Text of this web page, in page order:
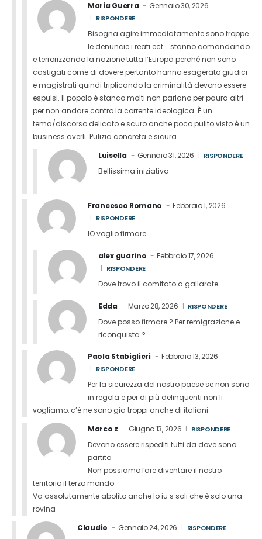
Maria Guerra
Gennaio 30, 2026
RISPONDERE
Bisogna agire immediatamente sono troppe
le denuncie i reati ect … stanno comandando
e terrorizzando la nazione tutta l’Europa perché non sono
castigati come di dovere pertanto hanno esagerato giudici
e magistrati quindi triplicando la criminalità devono essere
espulsi. Il popolo è stanco molti non parlano per paura altri
per non andare contro la corrente ideologica. È un
tema/discorso delicato e scuro anche poco pulito visto è un
business averli. Pulizia concreta e sicura.
Luisella
Gennaio 31, 2026 RISPONDERE
Bellissima iniziativa
Francesco Romano Febbraio 1, 2026
RISPONDERE
IO voglio firmare
alex guarino Febbraio 17, 2026
RISPONDERE
Dove trovo il comitato a gallarate
Edda Marzo 28, 2026 RISPONDERE
Dove posso firmare ? Per remigrazione e
riconquista ?
Paola Stabiglieri Febbraio 13, 2026
RISPONDERE
Per la sicurezza del nostro paese se non sono
in regola e per di più delinquenti non li
vogliamo, c’è ne sono gia troppi anche di italiani.
Marco z
Giugno 13, 2026 RISPONDERE
Devono essere rispediti tutti da dove sono
partito
Non possiamo fare diventare il nostro
territorio il terzo mondo
Va assolutamente abolito anche lo iu s soli che è solo una
rovina
Claudio
Gennaio 24, 2026 RISPONDERE